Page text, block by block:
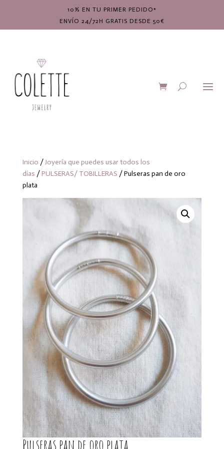
10% EN TU PRIMER PEDIDO*
ENVÍO 24/72H GRATIS DESDE 50€
Inicio /Joyería que puedes usar todos los
días / PULSERAS/ TOBILLERAS / Pulseras pan de oro
plata
Pulseras pan de oro plata